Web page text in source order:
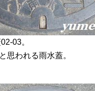
03。
思われる雨水蓋。